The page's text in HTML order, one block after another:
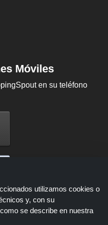
Móviles
en su teléfono
utilizamos cookies o
y, con su
se describe en nuestra